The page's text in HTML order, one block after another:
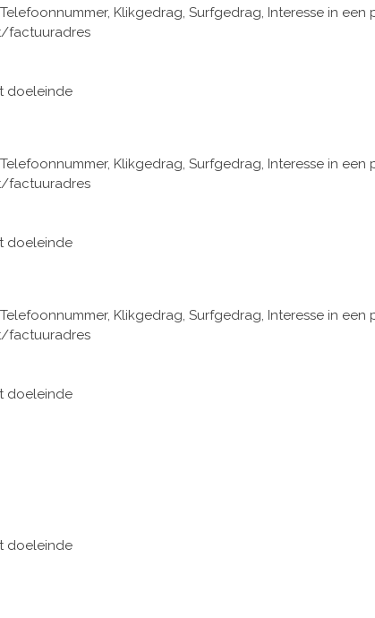
Klikgedrag, Surfgedrag, Interesse in een
factuuradres
doeleinde
Klikgedrag, Surfgedrag, Interesse in een
factuuradres
doeleinde
Klikgedrag, Surfgedrag, Interesse in een
factuuradres
doeleinde
doeleinde